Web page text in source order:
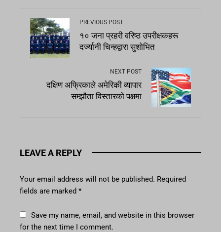
PREVIOUS POST
१० जना प्रहरी वरिष्ठ उपरीक्षकहरू
दर्ज्यानी चिन्हद्वारा सुशोभित
NEXT POST
दक्षिण अफ्रिकाले अमेरिकी व्यापार
सम्झौता विस्तारको पक्षमा
LEAVE A REPLY
Your email address will not be published. Required
fields are marked *
Save my name, email, and website in this browser
for the next time I comment.